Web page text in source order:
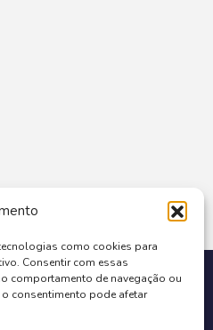
como cookies para
Consentir com essas
comportamento de navegação ou
consentimento pode afetar